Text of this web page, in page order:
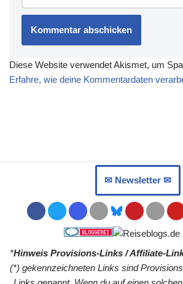
Diese Website verwendet Akismet, um
Erfahre, wie deine Kommentardaten
✉︎ Newsletter ✉︎
*Hinweis Provisions-Links / Affiliate-
(*) gekennzeichneten Links sind